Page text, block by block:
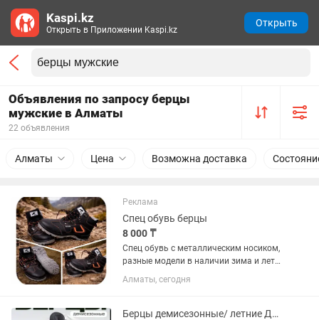
Объявления по запросу берцы
мужские в Алматы
22 объявления
Алматы Цена Возможна доставка
Реклама
Спец обувь берцы
8 000 ₸
Спец обувь с металлическим носиком,
разные модели в наличии зима и лето,
кроссовки,берцы, сапоги, крокусы для
техперсонала и медиков.
Алматы, сегодня
Берцы демисезонные/ летние ДОФ р42 и 43 без замка натуральная кожа. Ботинки
Kaspi.kz
Открыть в Приложении Kaspi.kz
Открыть